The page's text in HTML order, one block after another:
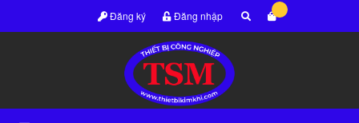
Đăng ký Đăng nhập